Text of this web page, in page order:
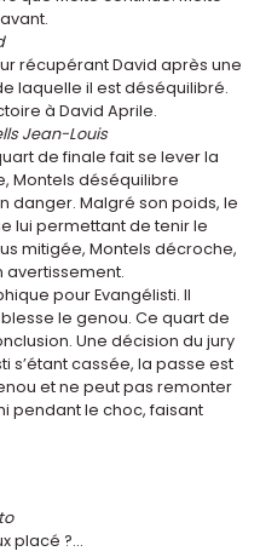
récupérant David après une
laquelle il est déséquilibré.
à David Aprile.
Jean-Louis
de finale fait se lever la
Montels déséquilibre
danger. Malgré son poids, le
lui permettant de tenir le
mitigée, Montels décroche,
avertissement.
pour Evangélisti. Il
le genou. Ce quart de
Une décision du jury
s’étant cassée, la passe est
et ne peut pas remonter
pendant le choc, faisant
placé ?...